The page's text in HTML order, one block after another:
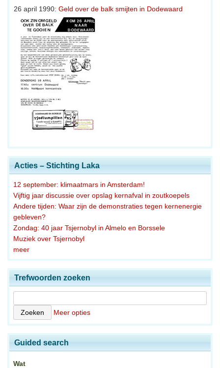
26 april 1990: Geld over de balk smijten in Dodewaard
Acties – Stichting Laka
12 september: klimaatmars in Amsterdam!
Vijftig jaar discussie over opslag kernafval in zoutkoepels
Andere tijden: Waar zijn de demonstraties tegen kernenergie
gebleven?
Zondag: 40 jaar Tsjernobyl in Almelo en Borssele
Muziek over Tsjernobyl
meer
Trefwoorden zoeken
Meer opties
Guided search
Wat